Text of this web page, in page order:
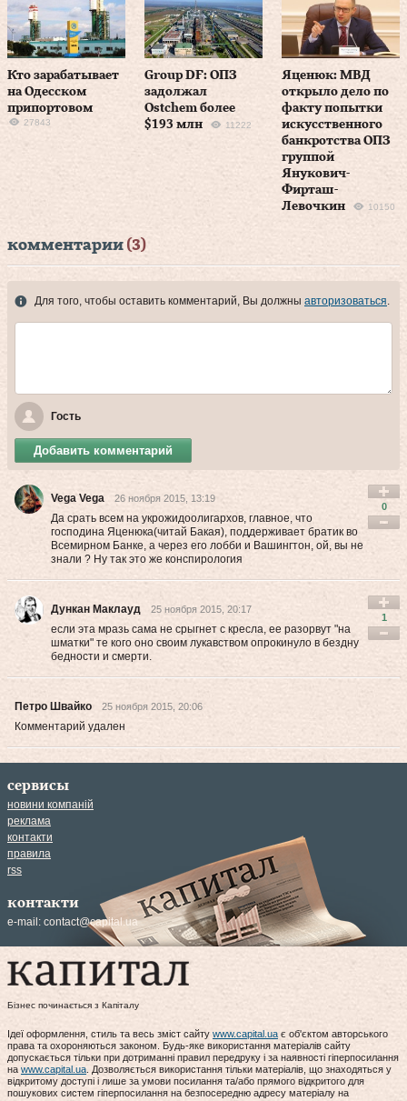
Кто зарабатывает
на Одесском
припортовом
27843
Group DF: ОПЗ
задолжал
Ostchem более
$193 млн
11222
Яценюк: МВД
открыло дело по
факту попытки
искусственного
банкротства ОПЗ
группой
Янукович-
Фирташ-
Левочкин
10150
комментарии (3)
Для того, чтобы оставить комментарий, Вы должны авторизоваться.
Гость
Добавить комментарий
Vega Vega 26 ноября 2015, 13:19
Да срать всем на укрожидоолигархов, главное, что
господина Яценюка(читай Бакая), поддерживает братик во
Всемирном Банке, а через его лобби и Вашингтон, ой, вы не
знали ? Ну так это же конспирология
0
Дункан Маклауд 25 ноября 2015, 20:17
если эта мразь сама не срыгнет с кресла, ее разорвут "на
шматки" те кого оно своим лукавством опрокинуло в бездну
бедности и смерти.
1
Петро Швайко 25 ноября 2015, 20:06
Комментарий удален
сервисы
новини компаній
реклама
контакти
правила
rss
контакти
e-mail: contact@capital.ua
Бізнес починається з Капіталу
Ідеї оформлення, стиль та весь зміст сайту www.capital.ua є об'єктом авторського
права та охороняються законом. Будь-яке використання матеріалів сайту
допускається тільки при дотриманні правил передруку і за наявності гіперпосилання
на www.capital.ua. Дозволяється використання тільки матеріалів, що знаходяться у
відкритому доступі і лише за умови посилання та/або прямого відкритого для
пошукових систем гіперпосилання на безпосередню адресу матеріалу на